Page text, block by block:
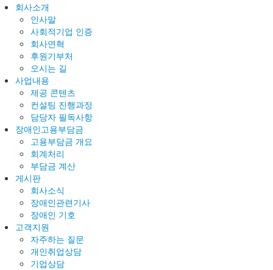
회사소개
인사말
사회적기업 인증
회사연혁
후원기부처
오시는 길
사업내용
제공 콘텐츠
컨설팅 진행과정
담당자 필독사항
장애인고용부담금
고용부담금 개요
회계처리
부담금 계산
게시판
회사소식
장애인관련기사
장애인 기호
고객지원
자주하는 질문
개인취업상담
기업상담